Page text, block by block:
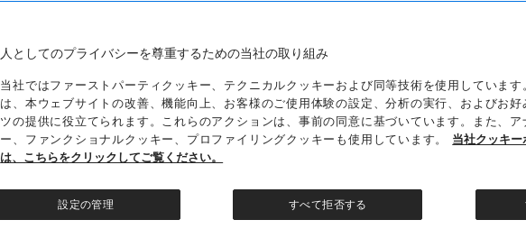
家族と共に田舎をあとにし、町へ移り住んだのは15歳の頃で
した。当時、私たちのような農民の多くは、穏やかで安定
た都会での生活を夢見ていたのです。しかし、その生活は
念ながら、朝陽や夕暮れ、黄金の麦、動物たちの冬の温か
といった自然の美しさからはかけ離れたものでした。私た
の生みの親でもある自然は、母親のように私たちを寛大に
人としてのプライバシーを尊重するための当社の取り組み
当社ではファーストパーティクッキー、テクニカルクッキーおよび同等技術を使用しています
は、本ウェブサイトの改善、機能向上、お客様のご使用体験の設定、分析の実行、およびお
ツの提供に役立てられます。これらのアクションは、事前の同意に基づいています。また、ア
ー、ファンクショナルクッキー、プロファイリングクッキーも使用しています。
当社クッキ
は、こちらをクリックしてご覧ください。
すべて拒否する
設定の管理